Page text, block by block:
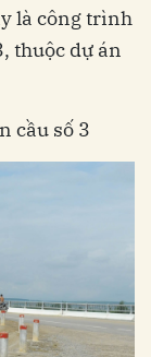
là công trình
thuộc dự án
cầu số 3